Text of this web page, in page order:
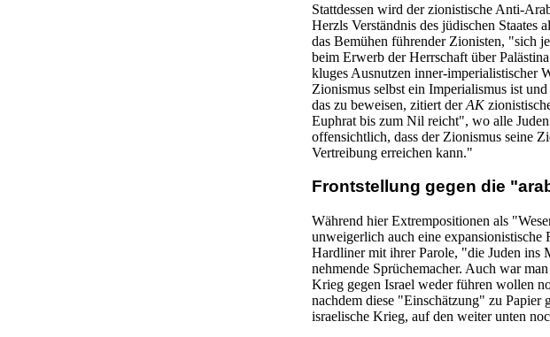
Stattdessen wird der zionistische Anti-
Herzls Verständnis des jüdischen Staates
das Bemühen führender Zionisten, "sich
beim Erwerb der Herrschaft über
kluges Ausnutzen inner-imperialistischer
Zionismus selbst ein Imperialismus ist
das zu beweisen, zitiert derAK
Euphrat bis zum Nil reicht", wo alle
offensichtlich, dass der Zionismus seine
Vertreibung erreichen kann."
Frontstellung gegen die
Während hier Extrempositionen als
unweigerlich auch eine expansionistische
Hardliner mit ihrer Parole, "die Juden ins
nehmende Sprüchemacher. Auch war
Krieg gegen Israel weder führen wollen
nachdem diese "Einschätzung" zu Papier
israelische Krieg, auf den weiter unten